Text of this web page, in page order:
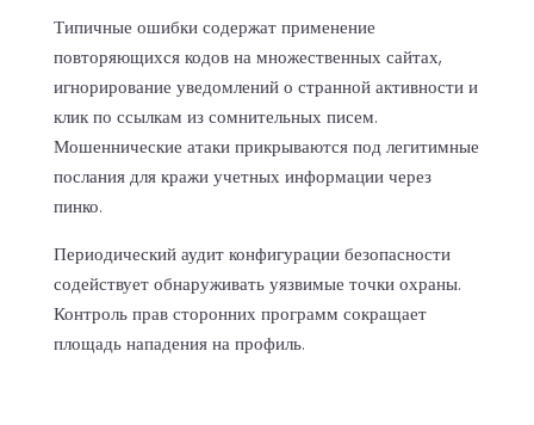
Типичные ошибки содержат применение
повторяющихся кодов на множественных сайтах,
игнорирование уведомлений о странной активности и
клик по ссылкам из сомнительных писем.
Мошеннические атаки прикрываются под легитимные
послания для кражи учетных информации через
пинко.
Периодический аудит конфигурации безопасности
содействует обнаруживать уязвимые точки охраны.
Контроль прав сторонних программ сокращает
площадь нападения на профиль.